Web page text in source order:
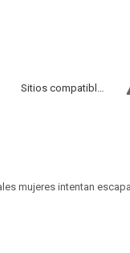
Sitios compatibles
mujeres intentan